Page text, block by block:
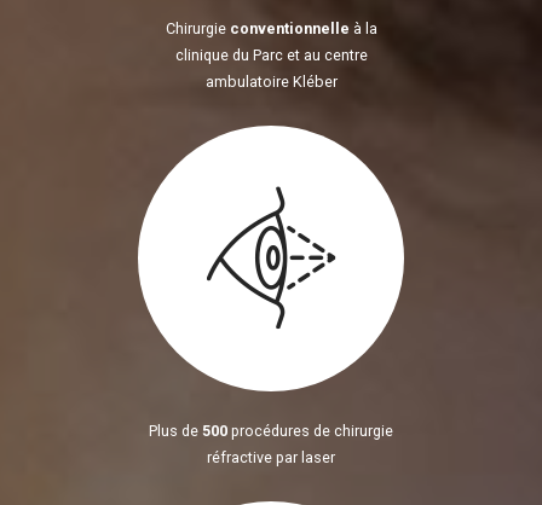
Chirurgie conventionnelle à la
clinique du Parc et au centre
ambulatoire Kléber
Plus de 500 procédures de chirurgie
réfractive par laser